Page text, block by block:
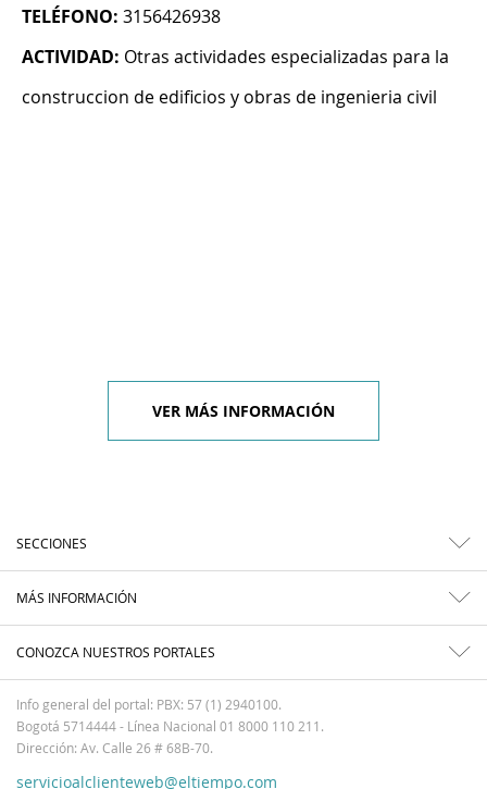
TELÉFONO: 3156426938
ACTIVIDAD: Otras actividades especializadas para la
construccion de edificios y obras de ingenieria civil
VER MÁS INFORMACIÓN
SECCIONES
MÁS INFORMACIÓN
CONOZCA NUESTROS PORTALES
Info general del portal: PBX: 57 (1) 2940100.
Bogotá 5714444 - Línea Nacional 01 8000 110 211.
Dirección: Av. Calle 26 # 68B-70.
servicioalclienteweb@eltiempo.com